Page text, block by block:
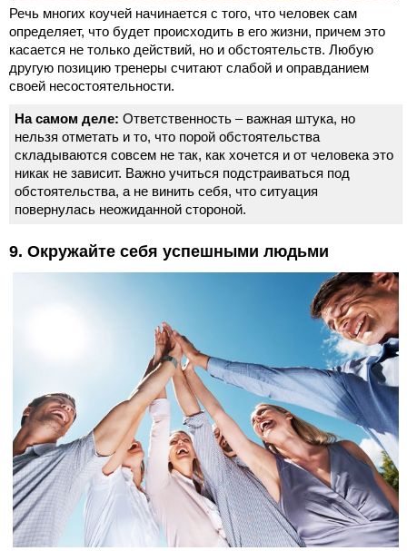
Речь многих коучей начинается с того, что человек сам
определяет, что будет происходить в его жизни, причем это
касается не только действий, но и обстоятельств. Любую
другую позицию тренеры считают слабой и оправданием
своей несостоятельности.
На самом деле: Ответственность – важная штука, но
нельзя отметать и то, что порой обстоятельства
складываются совсем не так, как хочется и от человека это
никак не зависит. Важно учиться подстраиваться под
обстоятельства, а не винить себя, что ситуация
повернулась неожиданной стороной.
9. Окружайте себя успешными людьми